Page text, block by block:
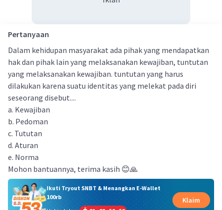
Pertanyaan
Dalam kehidupan masyarakat ada pihak yang mendapatkan
hak dan pihak lain yang melaksanakan kewajiban, tuntutan
yang melaksanakan kewajiban. tuntutan yang harus
dilakukan karena suatu identitas yang melekat pada diri
seseorang disebut....
a. Kewajiban
b. Pedoman
c. Tututan
d. Aturan
e. Norma
Mohon bantuannya, terima kasih 😊🙏
Ikuti Tryout SNBT & Menangkan E-Wallet
100rb
Klaim